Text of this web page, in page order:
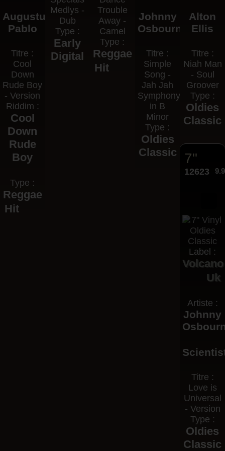
Augustus
Pablo
Titre :
Cool
Down
Rude Boy
- Version
Riddim :
Cool
Down
Rude
Boy
Type :
Reggae
Hit
Medlys -
Dub
Type :
Early
Digital
Trouble
Away -
Camel
Type :
Reggae
Hit
Johnny
Osbourne
Titre :
Simple
Song -
Jah Jah
Symphony
in B
Minor
Type :
Oldies
Classic
Alton
Ellis
Titre :
Niah Man
- Soul
Groover
Type :
Oldies
Classic
7"
12623
Label :
Volcano
Uk
Artiste :
Johnny
Titre :
Love is
Universal
- Version
Type :
Oldies
Classic